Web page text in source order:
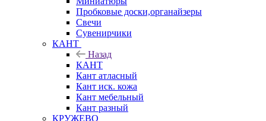
Пробковые доски,органайзеры
Свечи
Сувенирчики
КАНТ
Назад
КАНТ
Кант атласный
Кант иск. кожа
Кант мебельный
Кант разный
КРУЖЕВО